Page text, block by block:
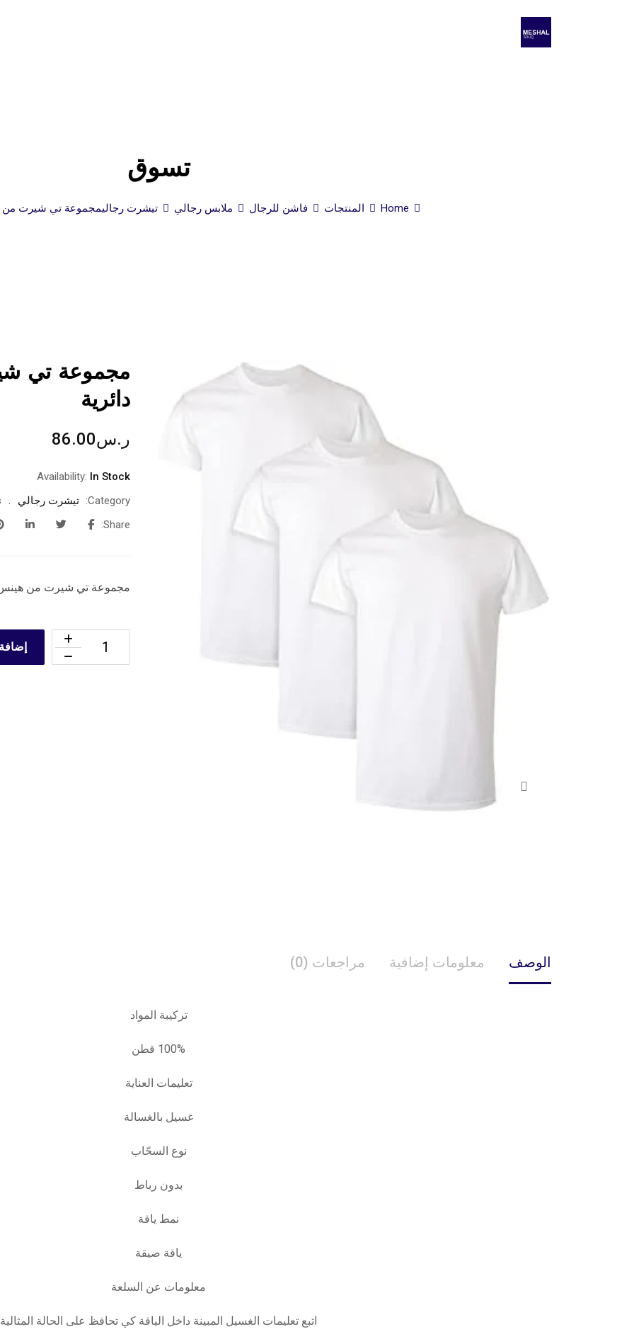
تسوق
Home المنتجات فاشن للرجال ملابس رجالي تيشرت رجاليمجموعة تي شيرت من
مجموعة تي
دائرية
ر.س86.00
Availability: In Stock
Category:
تيشرت رجالي
Share:
مجموعة تي شيرت من هينس
الوصف معلومات إضافية مراجعات (0)
تركيبة المواد
100% قطن
تعليمات العناية
غسيل بالغسالة
نوع السحّاب
بدون رباط
نمط ياقة
ياقة ضيقة
معلومات عن السلعة
اتبع تعليمات الغسيل المبينة داخل الياقة كي تحافظ على الحالة المثالية